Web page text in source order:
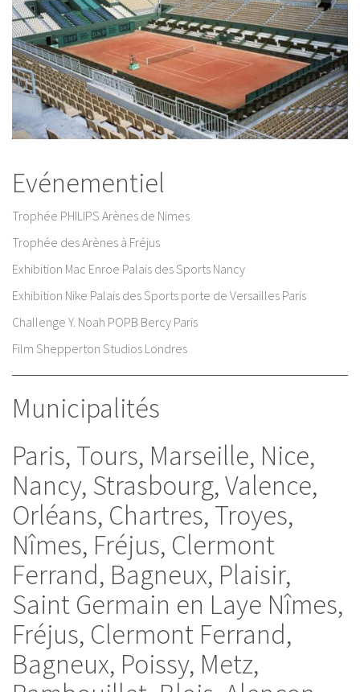
Evénementiel
Trophée PHILIPS Arènes de Nimes
Trophée des Arènes à Fréjus
Exhibition Mac Enroe Palais des Sports Nancy
Exhibition Nike Palais des Sports porte de Versailles Paris
Challenge Y. Noah POPB Bercy Paris
Film Shepperton Studios Londres
Municipalités
Paris, Tours, Marseille, Nice,
Nancy, Strasbourg, Valence,
Orléans, Chartres, Troyes,
Nîmes, Fréjus, Clermont
Ferrand, Bagneux, Plaisir,
Saint Germain en Laye Nîmes,
Fréjus, Clermont Ferrand,
Bagneux, Poissy, Metz,